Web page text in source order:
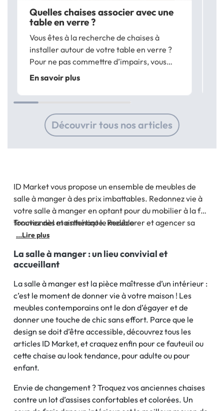
Quelles chaises associer avec une
table en verre ?
Vous êtes à la recherche de chaises à
installer autour de votre table en verre ?
Pour ne pas commettre d’impairs, vous
aimeriez savoir comment assortir des
chaises à une table ? ID Market vous
conseille pour vous aider à choisir le style
En savoir plus
Découvrir tous nos articles
ID Market vous propose un ensemble de meubles de
salle à manger à des prix imbattables. Redonnez vie à
votre salle à manger en optant pour du mobilier à la fois
fonctionnel et esthétique. Redécorer et agencer sa
salle à manger en mode design devient un vrai plaisir
Trouvez dès maintenant le meuble
...Lire plus
La salle à manger : un lieu convivial et
accueillant
La salle à manger est la pièce maîtresse d’un intérieur :
c’est le moment de donner vie à votre maison ! Les
meubles contemporains ont le don d’égayer et de
donner une touche de chic sans effort. Parce que le
design se doit d’être accessible, découvrez tous les
articles ID Market, et craquez enfin pour ce fauteuil ou
cette chaise au look tendance, pour adulte ou pour
enfant.
Envie de changement ? Troquez vos anciennes chaises
contre un lot d’assises confortables et colorées. Un